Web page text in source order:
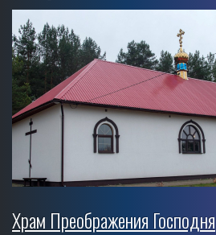
Храм Преображения Господня